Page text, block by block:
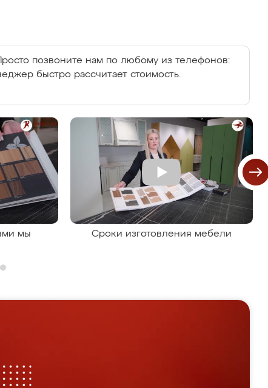
позвоните нам по любому из телефонов:
быстро рассчитает стоимость.
мы
Сроки изготовления мебели